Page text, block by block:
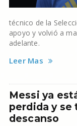
técnico de la
apoyo y volvió a
adelante.
Leer Mas
Messi ya
perdida y se
descanso